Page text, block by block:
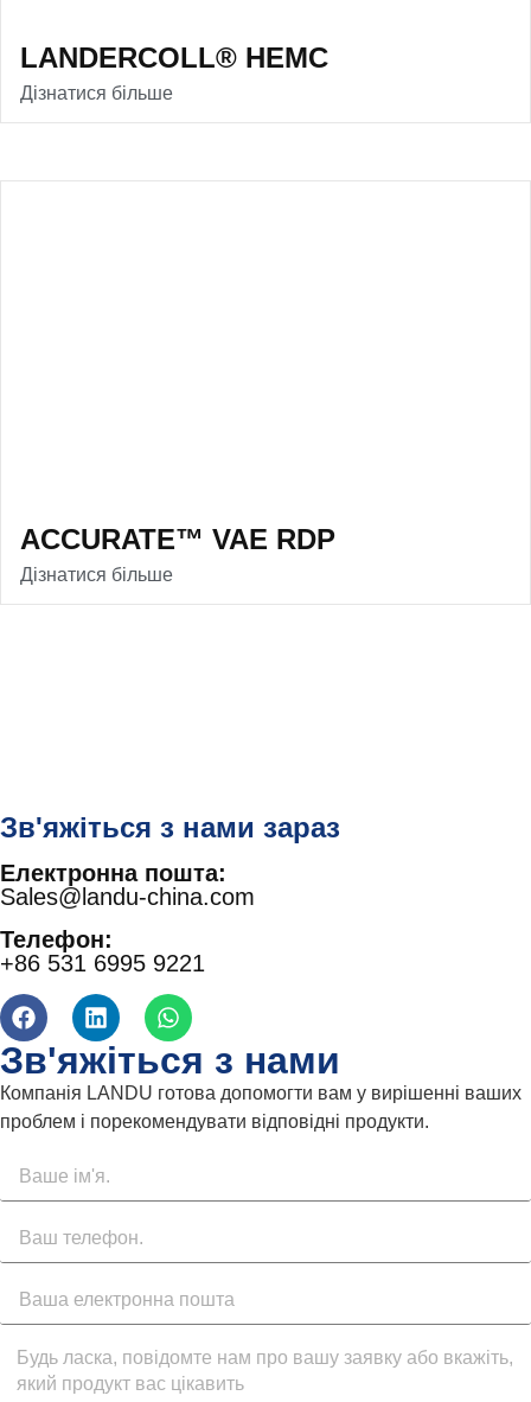
LANDERCOLL® HEMC
Дізнатися більше
ACCURATE™ VAE RDP
Дізнатися більше
Зв'яжіться з нами зараз
Електронна пошта:
Sales@landu-china.com
Телефон:
+86 531 6995 9221
Зв'яжіться з нами
Компанія LANDU готова допомогти вам у вирішенні ваших
проблем і порекомендувати відповідні продукти.